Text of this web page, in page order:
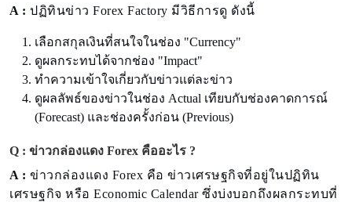
A : ปฏิทินข่าว Forex Factory มีวิธีการดู ดังนี้
เลือกสกุลเงินที่สนใจในช่อง "Currency"
ดูผลกระทบได้จากช่อง "Impact"
ทำความเข้าใจเกี่ยวกับข่าวแต่ละข่าว
ดูผลลัพธ์ของข่าวในช่อง Actual เทียบกับช่องคาดการณ์
(Forecast) และช่องครั้งก่อน (Previous)
Q : ข่าวกล่องแดง Forex คืออะไร ?
A : ข่าวกล่องแดง Forex คือ ข่าวเศรษฐกิจที่อยู่ในปฏิทิน
เศรษฐกิจ หรือ Economic Calendar ซึ่งบ่งบอกถึงผลกระทบที่